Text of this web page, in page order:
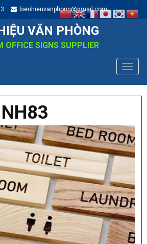
bienhieuvanphong@gmail.com
VĂN PHÒNG
OFFICE SIGNS SUPPLIER